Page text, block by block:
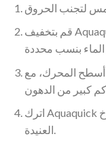
قم بتخفيف Aquaquick وفقًا لتعليمات الشركة المصنعة، عادةً
المحرك، مع
اترك Aquaquick يخترق الأسطح لبضع دقائق لتفكيك الأوساخ
العنيدة.